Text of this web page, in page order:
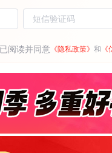
阅读并同意 《隐私政策》 和